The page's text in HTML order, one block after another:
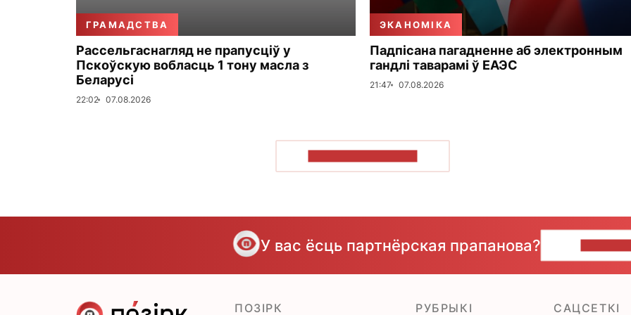
ГРАМАДСТВА
Рассельгаснагляд не прапусціў у
Пскоўскую вобласць 1 тону масла з
Беларусі
22:02 07.08.2026
ЭКАНОМІКА
Падпісана пагадненне аб электронным
гандлі таварамі ў ЕАЭС
21:47 07.08.2026
У вас ёсць партнёрская прапанова?
ПОЗІРК РУБРЫКІ САЦСЕТКІ